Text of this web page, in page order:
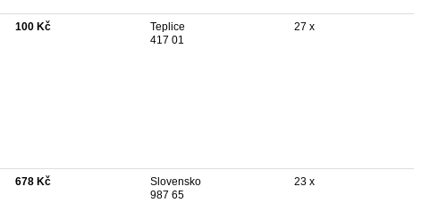
100 Kč
Teplice
417 01
27 x
678 Kč
Slovensko
987 65
23 x